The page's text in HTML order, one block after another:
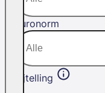
Euronorm
Bijtelling